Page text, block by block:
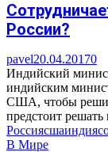
России?
pavel20.04.20170
Индийский
индийским
США, чтобы
предстоит
Россиясшаиндия
В Мире